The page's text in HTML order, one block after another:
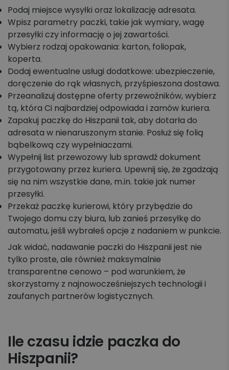
Podaj miejsce wysyłki oraz lokalizację adresata.
Wpisz parametry paczki, takie jak wymiary, wagę
przesyłki czy informację o jej zawartości.
Wybierz rodzaj opakowania: karton, foliopak,
koperta.
Dodaj ewentualne usługi dodatkowe: ubezpieczenie,
doręczenie do rąk własnych, przyśpieszona dostawa.
Przeanalizuj dostępne oferty przewoźników, wybierz
tą, która Ci najbardziej odpowiada i zamów kuriera.
Zapakuj paczkę do Hiszpanii tak, aby dotarła do
adresata w nienaruszonym stanie. Posłuż się folią
bąbelkową czy wypełniaczami.
Wypełnij list przewozowy lub sprawdź dokument
przygotowany przez kuriera. Upewnij się, że zgadzają
się na nim wszystkie dane, m.in. takie jak numer
przesyłki.
Przekaż paczkę kurierowi, który przybędzie do
Twojego domu czy biura, lub zanieś przesyłkę do
automatu, jeśli wybrałeś opcje z nadaniem w punkcie.
Jak widać, nadawanie paczki do Hiszpanii jest nie
tylko proste, ale również maksymalnie
transparentne cenowo – pod warunkiem, że
skorzystamy z najnowocześniejszych technologii i
zaufanych partnerów logistycznych.
Ile czasu idzie paczka do
Hiszpanii?